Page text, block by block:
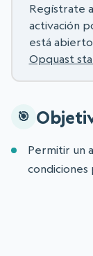
Regístrate
activación
está abierto
Opquast
Permitir un
condiciones